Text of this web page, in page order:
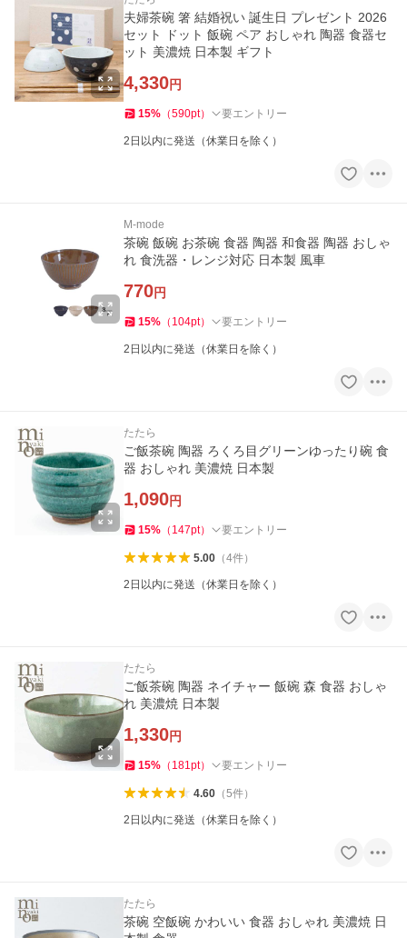
夫婦茶碗 箸 結婚祝い 誕生日 プレゼント 2026
セット ドット 飯碗 ペア おしゃれ 陶器 食器セ
ット 美濃焼 日本製 ギフト
4,330円
15% （590pt） 要エントリー
2日以内に発送（休業日を除く）
M-mode
茶碗 飯碗 お茶碗 食器 陶器 和食器 陶器 おしゃ
れ 食洗器・レンジ対応 日本製 風車
770円
15% （ 104pt） 要エントリー
2日以内に発送（休業日を除く）
たたら
ご飯茶碗 陶器 ろくろ目グリーンゆったり碗 食
器 おしゃれ 美濃焼 日本製
1,090円
15% （ 147pt） 要エントリー
5.00（4件）
2日以内に発送（休業日を除く）
たたら
ご飯茶碗 陶器 ネイチャー 飯碗 森 食器 おしゃ
れ 美濃焼 日本製
1,330円
15% （ 181 pt） 要エントリー
4.60（5件）
2日以内に発送（休業日を除く）
たたら
茶碗 空飯碗 かわいい 食器 おしゃれ 美濃焼 日